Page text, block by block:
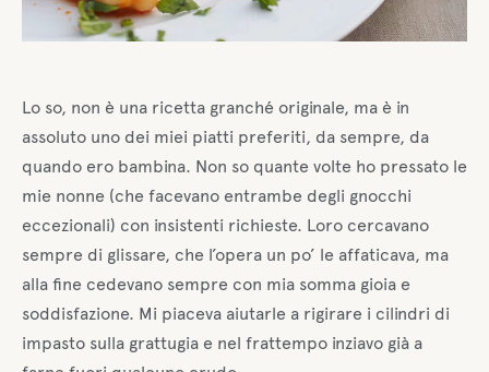
Lo so, non è una ricetta granché originale, ma è in
assoluto uno dei miei piatti preferiti, da sempre, da
quando ero bambina. Non so quante volte ho pressato le
mie nonne (che facevano entrambe degli gnocchi
eccezionali) con insistenti richieste. Loro cercavano
sempre di glissare, che l’opera un po’ le affaticava, ma
alla fine cedevano sempre con mia somma gioia e
soddisfazione. Mi piaceva aiutarle a rigirare i cilindri di
impasto sulla grattugia e nel frattempo inziavo già a